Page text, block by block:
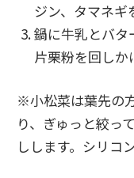
ジン、タマネギ
鍋に牛乳とバタ
片栗粉を回しか
※小松菜は葉先の
り、 ぎゅっと絞っ
しします。シリコ